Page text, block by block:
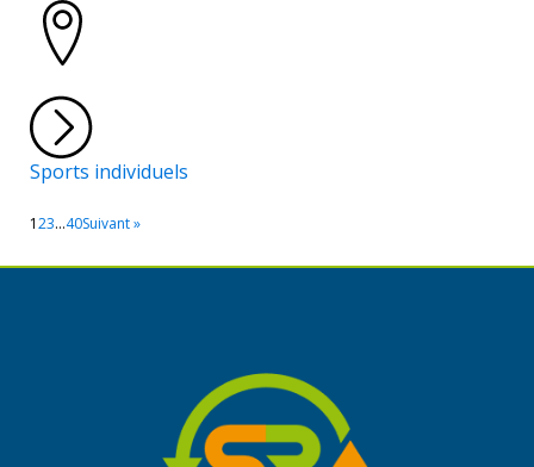
Sports individuels
123…40Suivant »